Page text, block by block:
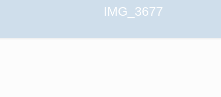
IMG_3677